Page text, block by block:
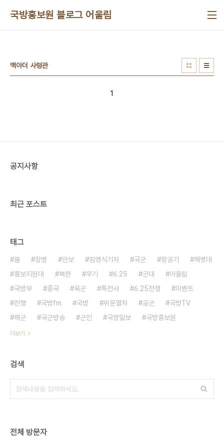
국방홍보원 블로그 어울림
맥아더 사령관
1
공지사항
최근 포스트
태그
붐 장병 안보 임영식기자 국군 항공기
해병대
홍보지원대
북한 무기 6.25 군대
어울림
국방부
중국 육군 특전사 6.25전쟁
이벤트
전쟁
국방fm 국방 위문열차 공군
국방TV
해군
국군방송 군인 국방일보 국방홍보원
더보기
검색
전체 방문자